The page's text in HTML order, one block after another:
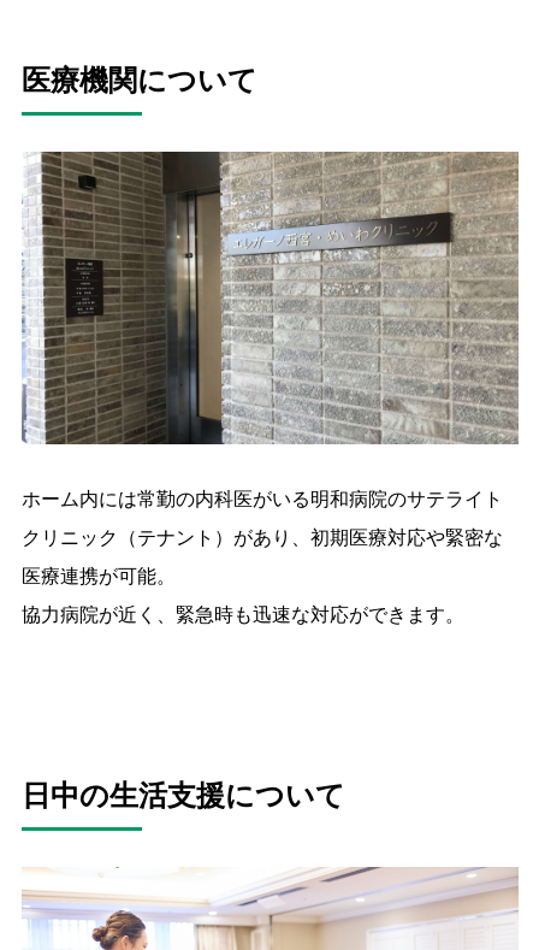
医療機関について
ホーム内には常勤の内科医がいる明和病院のサテライト
クリニック（テナント）があり、初期医療対応や緊密な
医療連携が可能。
協力病院が近く、緊急時も迅速な対応ができます。
日中の生活支援について